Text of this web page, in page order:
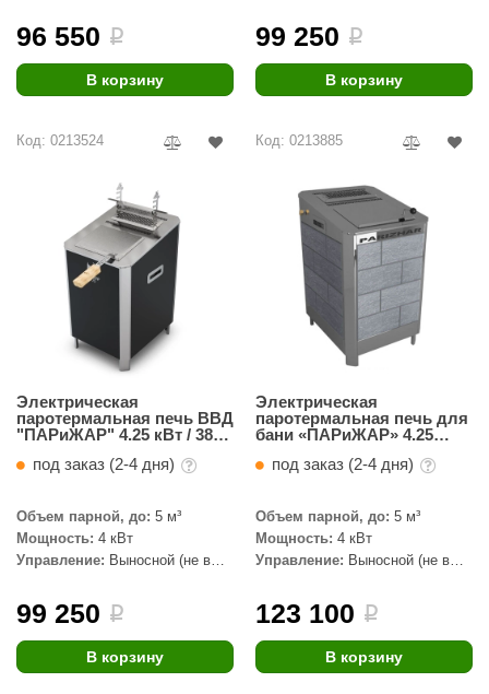
96 550 i
В корзину
99 250 i
В корзину
Код: 0213524
Электрическая
паротермальная печь ВВД
"ПАРиЖАР" 4.25 кВт / 380
под заказ (2-4 дня)
Объем парной, до: 5 м³
Мощность: 4 кВт
Управление: Выносной (не в
99 250 i
В корзину
Код: 0213885
Электрическая
паротермальная печь для
бани «ПАРиЖАР» 4.25
под заказ (2-4 дня)
Объем парной, до: 5 м³
Мощность: 4 кВт
Управление: Выносной (не в
123 100 i
В корзину